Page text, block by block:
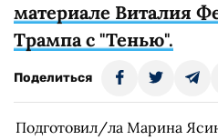
материале Виталия
Трампа с "Тенью".
Поделиться
Подготовил/ла Марина